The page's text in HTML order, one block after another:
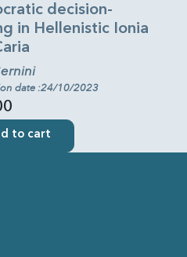
decision-
in Hellenistic Ionia
date :24/10/2023
to cart